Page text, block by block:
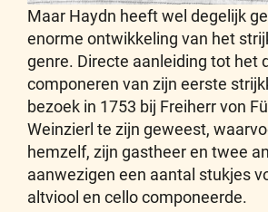
Maar Haydn heeft wel degelijk
enorme ontwikkeling van het
genre. Directe aanleiding tot het
componeren van zijn eerste
bezoek in 1753 bij Freiherr von
Weinzierl te zijn geweest,
hemzelf, zijn gastheer en twee
aanwezigen een aantal stukjes
altviool en cello componeerde.